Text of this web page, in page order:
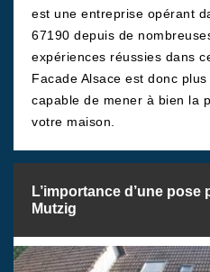
est une entreprise opérant
67190 depuis de
expériences réussies dans
Facade Alsace est donc
capable de mener à bien la
votre maison.
L’importance d’une
Mutzig